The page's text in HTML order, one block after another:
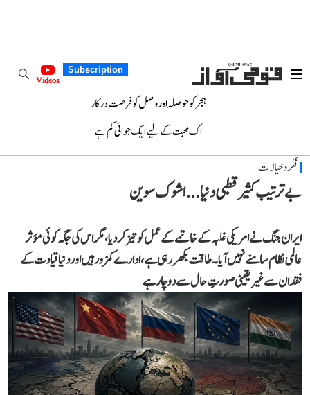
Subscription
Videos
ہجر کو حوصلہ اور وصل کو فرصت درکار
اک محبت کے لیے ایک جوانی کم ہے
فکر و خیالات
بے ترتیب کثیر قطبی دنیا...اشوک سوین
ایران جنگ نے امریکی غلبہ کے خاتمے کے عمل کو تیز کر دیا، مگر اس کی جگہ کوئی مؤثر
عالمی نظام سامنے نہیں آیا۔ طاقت بکھر رہی ہے، ادارے کمزور ہیں اور دنیا قیادت کے
فقدان سے غیر یقینی صورتِ حال سے دوچار ہے